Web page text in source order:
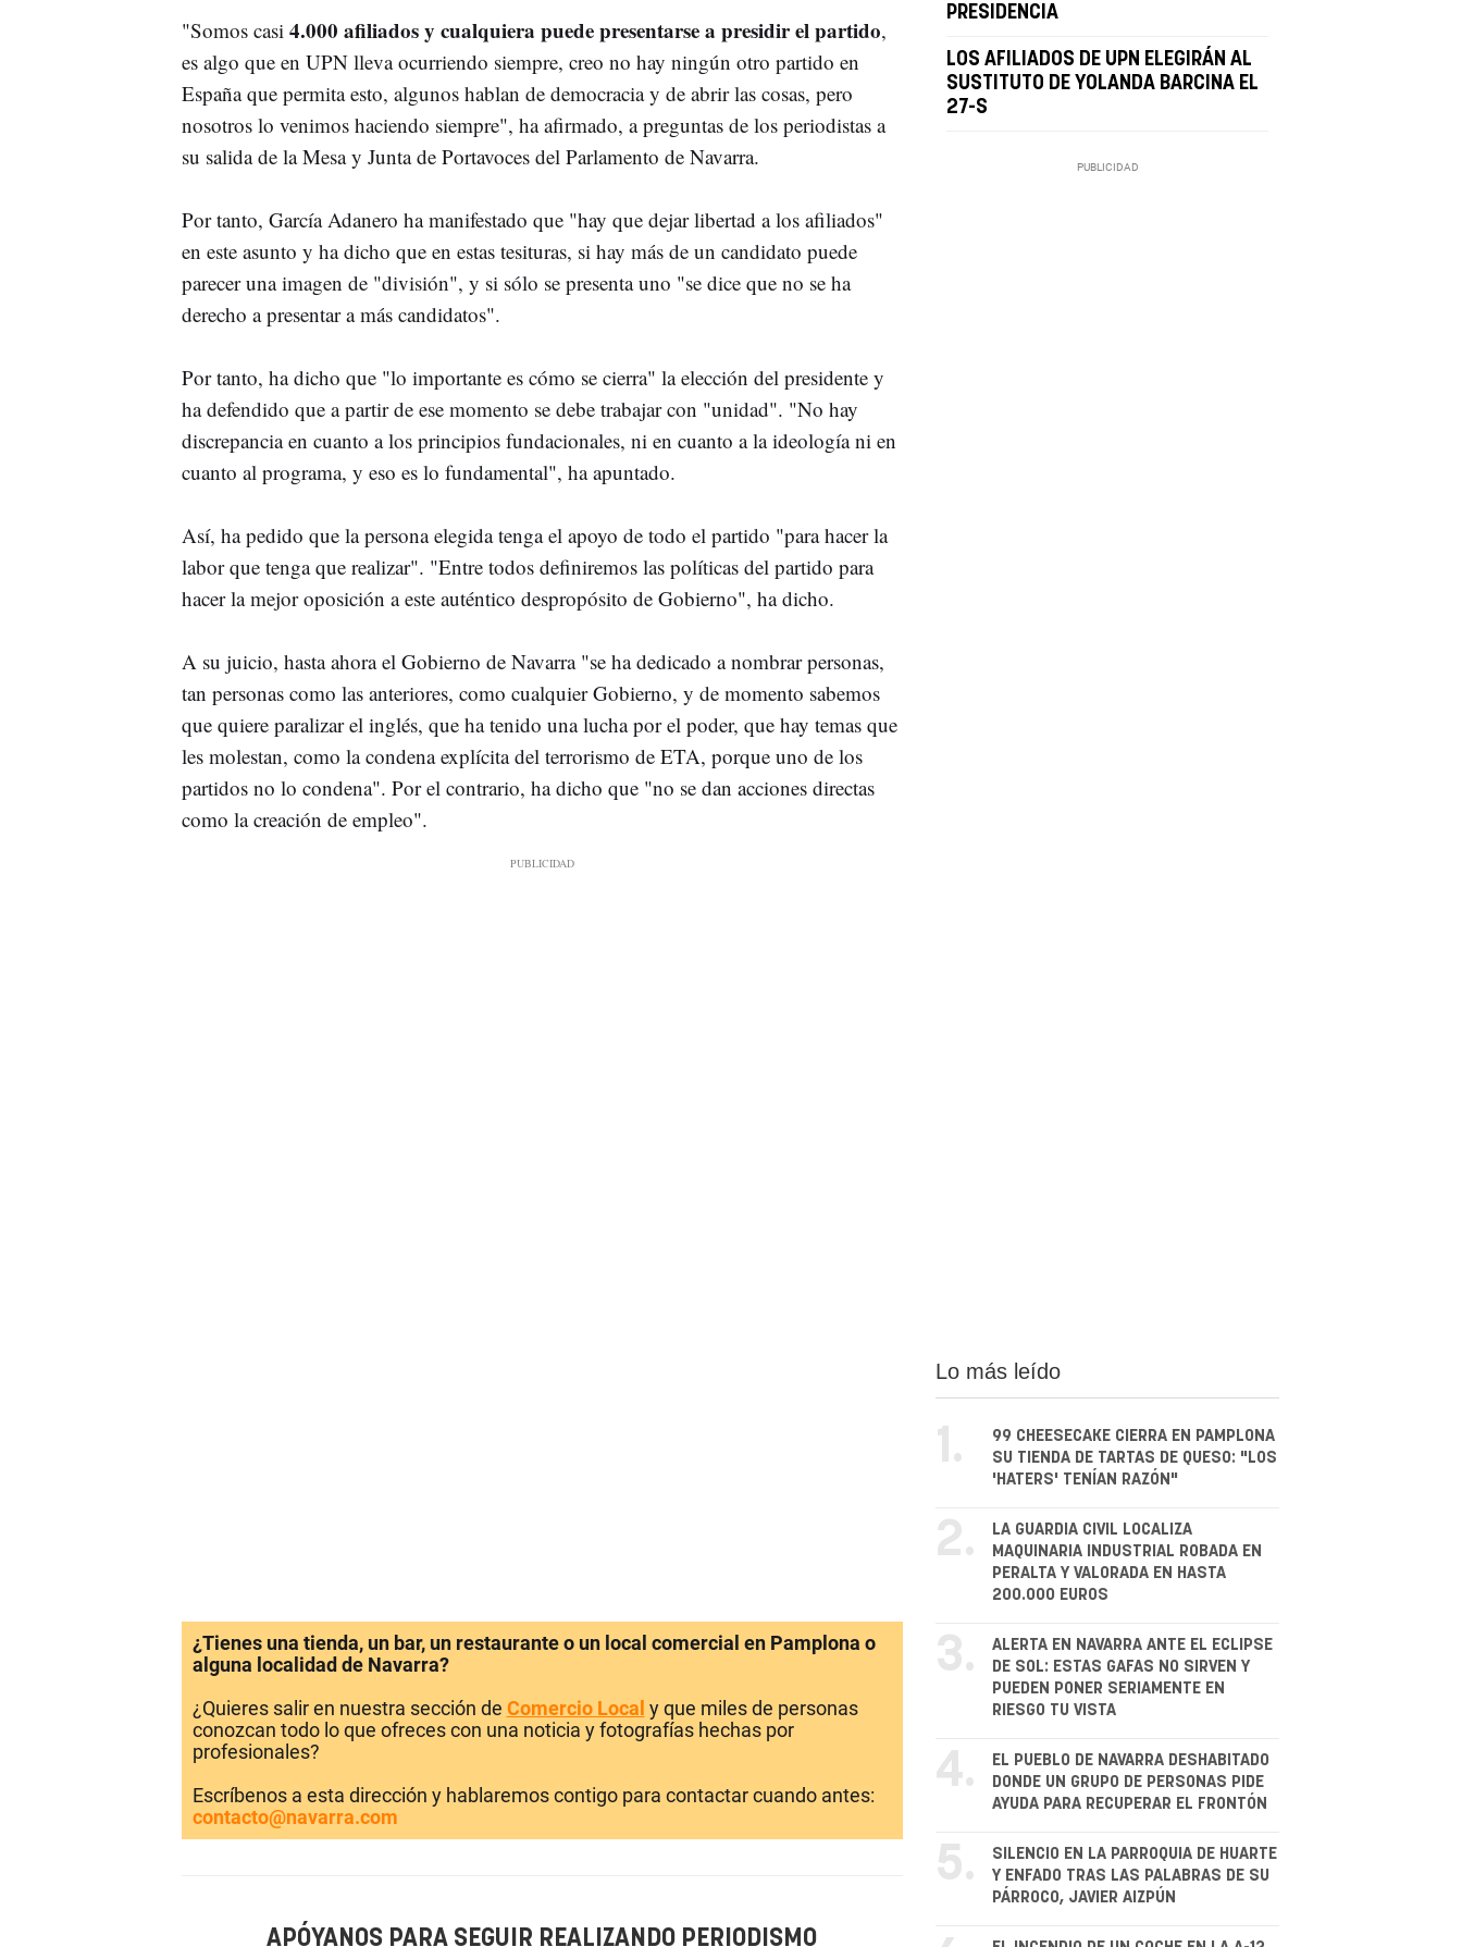
"Somos casi 4.000 afiliados y cualquiera puede presentarse a presidir el partido,
es algo que en UPN lleva ocurriendo siempre, creo no hay ningún otro partido en
España que permita esto, algunos hablan de democracia y de abrir las cosas, pero
nosotros lo venimos haciendo siempre", ha afirmado, a preguntas de los periodistas a
su salida de la Mesa y Junta de Portavoces del Parlamento de Navarra.
Por tanto, García Adanero ha manifestado que "hay que dejar libertad a los afiliados"
en este asunto y ha dicho que en estas tesituras, si hay más de un candidato puede
parecer una imagen de "división", y si sólo se presenta uno "se dice que no se ha
derecho a presentar a más candidatos".
Por tanto, ha dicho que "lo importante es cómo se cierra" la elección del presidente y
ha defendido que a partir de ese momento se debe trabajar con "unidad". "No hay
discrepancia en cuanto a los principios fundacionales, ni en cuanto a la ideología ni en
cuanto al programa, y eso es lo fundamental", ha apuntado.
Así, ha pedido que la persona elegida tenga el apoyo de todo el partido "para hacer la
labor que tenga que realizar". "Entre todos definiremos las políticas del partido para
hacer la mejor oposición a este auténtico despropósito de Gobierno", ha dicho.
A su juicio, hasta ahora el Gobierno de Navarra "se ha dedicado a nombrar personas,
tan personas como las anteriores, como cualquier Gobierno, y de momento sabemos
que quiere paralizar el inglés, que ha tenido una lucha por el poder, que hay temas que
les molestan, como la condena explícita del terrorismo de ETA, porque uno de los
partidos no lo condena". Por el contrario, ha dicho que "no se dan acciones directas
como la creación de empleo".
PRESIDENCIA
LOS AFILIADOS DE UPN ELEGIRÁN AL
SUSTITUTO DE YOLANDA BARCINA EL
27-S
¿Tienes una tienda, un bar, un restaurante o un local comercial en Pamplona o
alguna localidad de Navarra?
¿Quieres salir en nuestra sección de Comercio Local y que miles de personas
conozcan todo lo que ofreces con una noticia y fotografías hechas por
profesionales?
Escríbenos a esta dirección y hablaremos contigo para contactar cuando antes:
contacto@navarra.com
APÓYANOS PARA SEGUIR REALIZANDO PERIODISMO
Lo más leído
1.
99 CHEESECAKE CIERRA EN PAMPLONA
SU TIENDA DE TARTAS DE QUESO: "LOS
'HATERS' TENÍAN RAZÓN"
2.
LA GUARDIA CIVIL LOCALIZA
MAQUINARIA INDUSTRIAL ROBADA EN
PERALTA Y VALORADA EN HASTA
200.000 EUROS
3.
ALERTA EN NAVARRA ANTE EL ECLIPSE
DE SOL: ESTAS GAFAS NO SIRVEN Y
PUEDEN PONER SERIAMENTE EN
RIESGO TU VISTA
4.
EL PUEBLO DE NAVARRA DESHABITADO
DONDE UN GRUPO DE PERSONAS PIDE
AYUDA PARA RECUPERAR EL FRONTÓN
5.
SILENCIO EN LA PARROQUIA DE HUARTE
Y ENFADO TRAS LAS PALABRAS DE SU
PÁRROCO, JAVIER AIZPÚN